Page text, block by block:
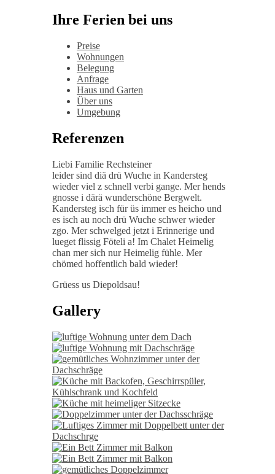
Ihre Ferien bei uns
Preise
Wohnungen
Belegung
Anfrage
Haus und Garten
Über uns
Umgebung
Referenzen
Liebi Familie Rechsteiner
leider sind diä drü Wuche in Kandersteg
wieder viel z schnell verbi gange. Mer hends
gnosse i därä wunderschöne Bergwelt.
Kandersteg isch für üs immer es heicho und
es isch au noch drü Wuche schwer wieder
zgo. Mer schwelged jetzt i Erinnerige und
lueget flissig Föteli a! Im Chalet Heimelig
chan mer sich nur Heimelig fühle. Mer
chömed hoffentlich bald wieder!
Grüess us Diepoldsau!
Gallery